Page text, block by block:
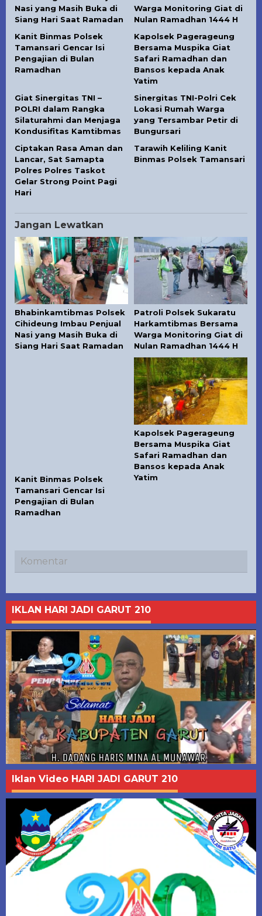
Nasi yang Masih Buka di
Siang Hari Saat Ramadan
Warga Monitoring Giat di
Nulan Ramadhan 1444 H
Kanit Binmas Polsek
Tamansari Gencar Isi
Pengajian di Bulan
Ramadhan
Kapolsek Pagerageung
Bersama Muspika Giat
Safari Ramadhan dan
Bansos kepada Anak
Yatim
Giat Sinergitas TNI –
POLRI dalam Rangka
Silaturahmi dan Menjaga
Kondusifitas Kamtibmas
Sinergitas TNI-Polri Cek
Lokasi Rumah Warga
yang Tersambar Petir di
Bungursari
Ciptakan Rasa Aman dan
Lancar, Sat Samapta
Polres Polres Taskot
Gelar Strong Point Pagi
Hari
Tarawih Keliling Kanit
Binmas Polsek Tamansari
Jangan Lewatkan
Bhabinkamtibmas Polsek
Cihideung Imbau Penjual
Nasi yang Masih Buka di
Siang Hari Saat Ramadan
Patroli Polsek Sukaratu
Harkamtibmas Bersama
Warga Monitoring Giat di
Nulan Ramadhan 1444 H
Kanit Binmas Polsek
Tamansari Gencar Isi
Pengajian di Bulan
Ramadhan
Kapolsek Pagerageung
Bersama Muspika Giat
Safari Ramadhan dan
Bansos kepada Anak
Yatim
Komentar
IKLAN HARI JADI GARUT 210
Iklan Video HARI JADI GARUT 210
Video